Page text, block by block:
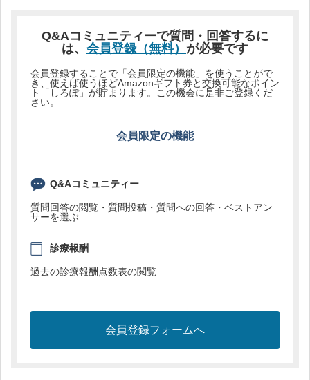
Q&Aコミュニティーで質問・回答するに
は、 会員登録（無料） が必要です
会員登録することで「会員限定の機能」を使うことがで
き、使えば使うほどAmazonギフト券と交換可能なポイン
ト「しろぽ」が貯まります。この機会に是非ご登録くだ
さい。
会員限定の機能
Q&Aコミュニティー
質問回答の閲覧・質問投稿・質問への回答・ベストアン
サーを選ぶ
診療報酬
過去の診療報酬点数表の閲覧
会員登録フォームへ